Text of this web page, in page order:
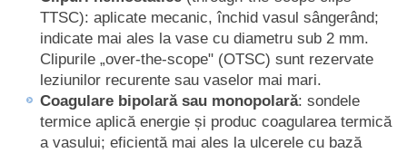
TTSC): aplicate mecanic, închid vasul sângerând;
indicate mai ales la vase cu diametru sub 2 mm.
Clipurile „over-the-scope" (OTSC) sunt rezervate
leziunilor recurente sau vaselor mai mari.
Coagulare bipolară sau monopolară: sondele
termice aplică energie și produc coagularea termică
a vasului; eficientă mai ales la ulcerele cu bază